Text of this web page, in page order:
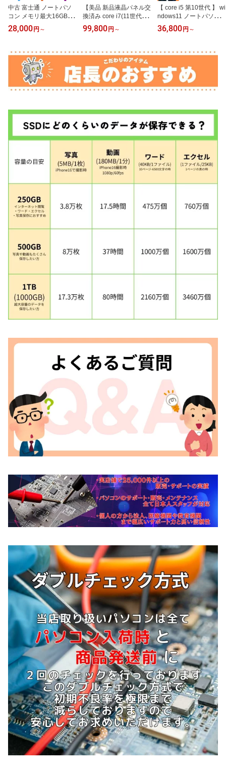
中古 富士通 ノートパソ
コン メモリ最大16GB S
SD最大500GB 富士通中
古ノートパソコン 15.6イ
e付 Core i5 第7~11世代
office付き windows11 す
ぐ使える 15.6型 ノート
パソコン中古 win11 オフ
ィス付きノート オフィス
28,000 円 ～
【美品 新品液晶パネル交
換済み core i7(11世代) メ
モリ32GB SSD512GB】
windows11 モバイルノー
ートパソコン 830G8 オ
フィス付 office付 830g8-
i7-32gb-512gb-6
99,800 円 ～
【 core i5 第10世代 】 wi
ndows11 ノートパソコン
人気機種 初期設定済み
富士通 SSD256GB 中古
ートパソコン初期設定済
ートパソコン 富士通PC
Microsoft Office付き中古
パソコン 富士通中古パソ
36,800 円 ～